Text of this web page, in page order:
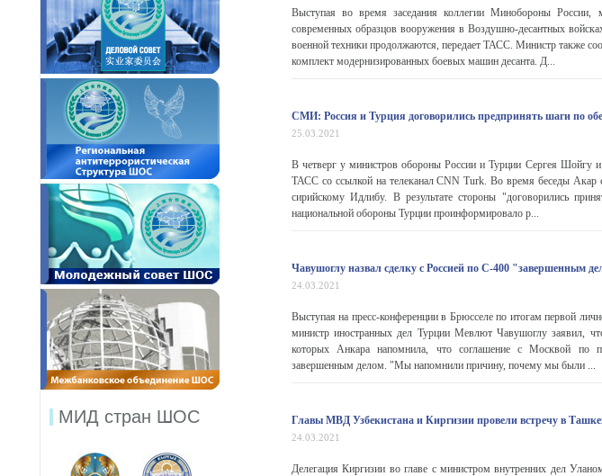
МИД стран ШОС
Выступая во время заседания коллегии Минобороны России,
современных образцов вооружения в Воздушно-десантных
военной техники продолжаются, передает ТАСС. Министр также
комплект модернизированных боевых машин десанта. Д...
СМИ: Россия и Турция договорились предпринять шаги по
25.03.2021
В четверг у министров обороны России и Турции Сергея Шойгу и
ТАСС со ссылкой на телеканал CNN Turk. Во время беседы
сирийскому Идлибу. В результате стороны "договорились
национальной обороны Турции проинформировало р...
Чавушоглу назвал сделку с Россией по С-400 "завершенным
24.03.2021
Выступая на пресс-конференции в Брюсселе по итогам первой
министр иностранных дел Турции Мевлют Чавушоглу заявил,
которых Анкара напомнила, что соглашение с Москвой по
завершенным делом. "Мы напомнили причину, почему мы были ...
Главы МВД Узбекистана и Киргизии провели встречу в
24.03.2021
Делегация Киргизии во главе с министром внутренних дел